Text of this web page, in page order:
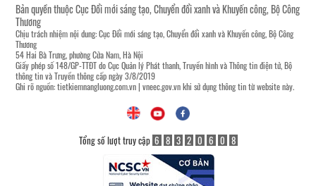
Bản quyền thuộc Cục Đổi mới sáng tạo, Chuyển đổi xanh và Khuyến công, Bộ Công
Thương
Chịu trách nhiệm nội dung: Cục Đổi mới sáng tạo, Chuyển đổi xanh và Khuyến công, Bộ Công
Thương
54 Hai Bà Trưng, phường Cửa Nam, Hà Nội
Giấy phép số 148/GP-TTĐT do Cục Quản lý Phát thanh, Truyền hình và Thông tin điện tử, Bộ
thông tin và Truyền thông cấp ngày 3/8/2019
Ghi rõ nguồn:tietkiemnangluong.com.vn| vneec.gov.vnkhi sử dụng thông tin từ website này.
Tổng số lượt truy cập 6 8 3 2 0 6 0 8